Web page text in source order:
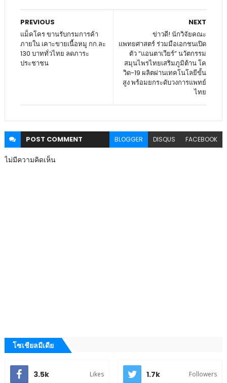
NEXT
ข่าวดี! นักวิจัยคณะ
แพทยศาสตร์ ร่วมมือเอกชนเปิด
ตัว “แอนตาเวียร์” นวัตกรรม
สมุนไพรไทยเสริมภูมิต้าน โค
วิด-19 ผลิตผ่านเทคโนโลยีขั้น
สูง พร้อมยกระดับวงการแพทย์
ไทย
PREVIOUS
แม็คโคร ขานรับกรมการค้า
ภายใน เคาะขายเนื้อหมู กก.ละ
130 บาททั่วไทย ลดภาระ
ประชาชน
POST COMMENT BLOGGER DISQUS FACEBOOK
ไม่มีความคิดเห็น
โซเชียลมีเดีย
3.5k Likes 1.7k Followers